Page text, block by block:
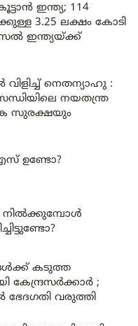
ഇന്ത്യ; 114
3.25 ലക്ഷം കോടി
ഇന്ത്യയ്ക്ക്
നെതന്യാഹു :
നയതന്ത്ര
സുരക്ഷയും
ഉണ്ടോ?
നിൽക്കുമ്പോൾ
കടുത്ത
കേന്ദ്രസർക്കാർ ;
ഭേദഗതി വരുത്തി